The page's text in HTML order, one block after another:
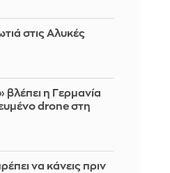
στις Αλυκές
βλέπει η Γερμανία
drone στη
να κάνεις πριν